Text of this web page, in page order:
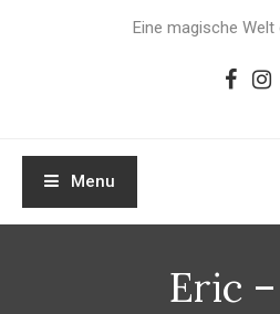
Eine magische Welt
Menu
Eric